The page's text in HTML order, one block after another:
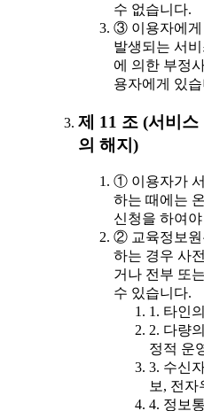
수 없습니다.
③ 이용자에게
발생되는 서
에 의한 부정
용자에게 있
제 11 조 (서비
의 해지)
① 이용자가
하는 때에는
신청을 하여
② 교육정보원
하는 경우 사
거나 전부 또
수 있습니다.
1. 타인
2. 다량
정적 운
3. 수신
보, 전자
4. 정보